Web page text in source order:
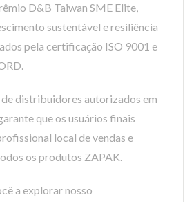
D&B Taiwan SME Elite,
sustentável e resiliência
pela certificação ISO 9001 e
distribuidores autorizados em
que os usuários finais
local de vendas e
os produtos ZAPAK.
a explorar nosso